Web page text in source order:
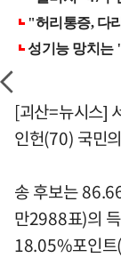
[괴산=뉴시스]
인헌(70) 국민
송 후보는
만2988표)의
18.05%포인트